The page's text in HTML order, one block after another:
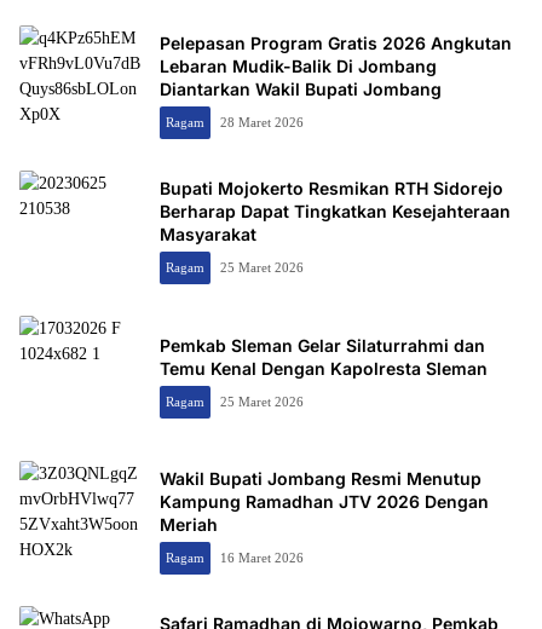
Pelepasan Program Gratis 2026 Angkutan
Lebaran Mudik-Balik Di Jombang
Diantarkan Wakil Bupati Jombang
Ragam 28 Maret 2026
Bupati Mojokerto Resmikan RTH Sidorejo
Berharap Dapat Tingkatkan Kesejahteraan
Masyarakat
Ragam 25 Maret 2026
Pemkab Sleman Gelar Silaturrahmi dan
Temu Kenal Dengan Kapolresta Sleman
Ragam 25 Maret 2026
Wakil Bupati Jombang Resmi Menutup
Kampung Ramadhan JTV 2026 Dengan
Meriah
Ragam 16 Maret 2026
Safari Ramadhan di Mojowarno, Pemkab